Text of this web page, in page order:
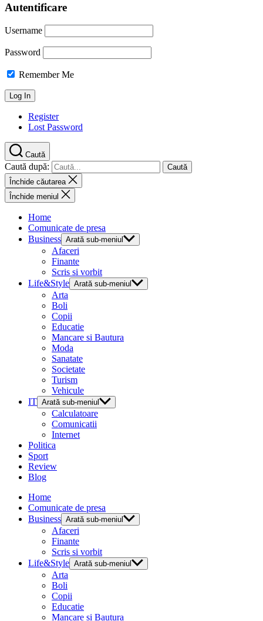
Autentificare
Username
Password
Remember Me
Register
Lost Password
Caută
Caută după:
Închide căutarea
Închide meniul
Home
Comunicate de presa
Business Arată sub-meniul
Afaceri
Finante
Scris si vorbit
Life&Style Arată sub-meniul
Arta
Boli
Copii
Educatie
Mancare si Bautura
Moda
Sanatate
Societate
Turism
Vehicule
IT Arată sub-meniul
Calculatoare
Comunicatii
Internet
Politica
Sport
Review
Blog
Home
Comunicate de presa
Business Arată sub-meniul
Afaceri
Finante
Scris si vorbit
Life&Style Arată sub-meniul
Arta
Boli
Copii
Educatie
Mancare si Bautura